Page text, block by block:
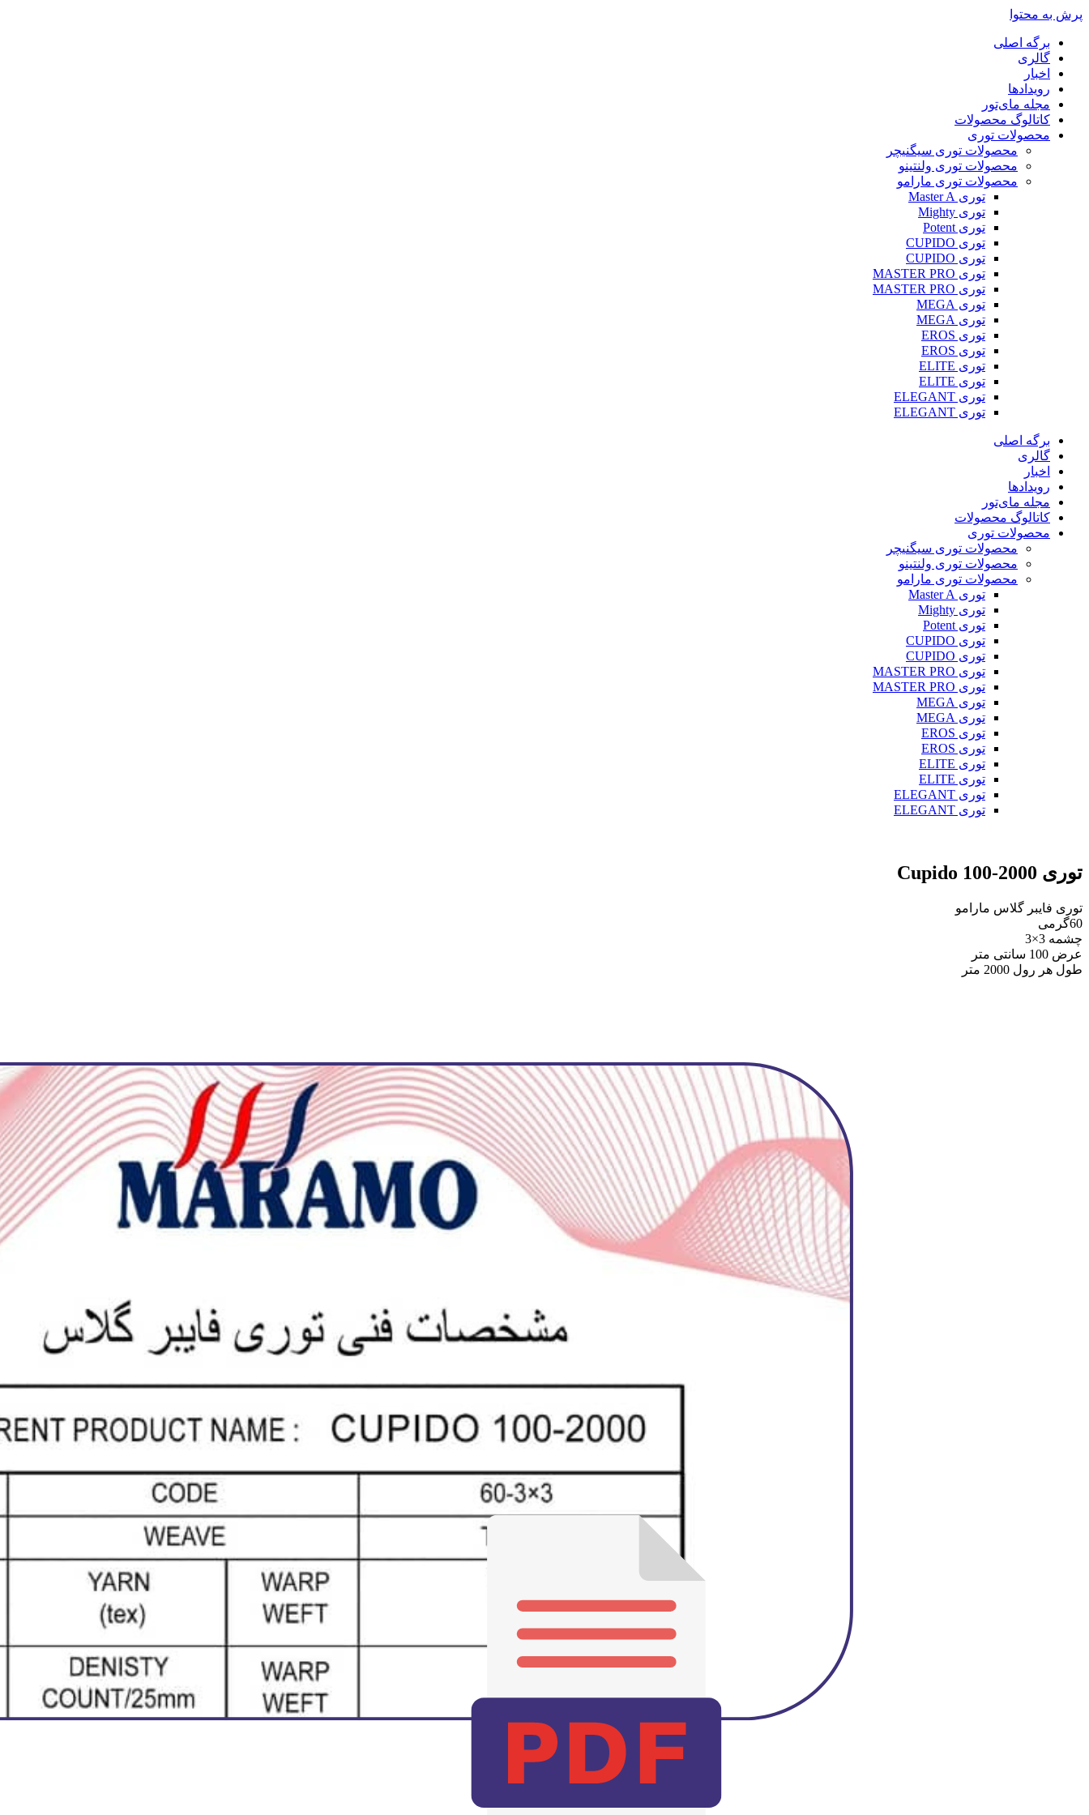
پرش به محتوا
برگه اصلی
گالری
اخبار
رویدادها
مجله مای‌تور
کاتالوگ محصولات
محصولات توری
محصولات توری سیگنیچر
محصولات توری ولنتینو
محصولات توری مارامو
توری Master A
توری Mighty
توری Potent
توری CUPIDO
توری CUPIDO
توری MASTER PRO
توری MASTER PRO
توری MEGA
توری MEGA
توری EROS
توری EROS
توری ELITE
توری ELITE
توری ELEGANT
توری ELEGANT
برگه اصلی
گالری
اخبار
رویدادها
مجله مای‌تور
کاتالوگ محصولات
محصولات توری
محصولات توری سیگنیچر
محصولات توری ولنتینو
محصولات توری مارامو
توری Master A
توری Mighty
توری Potent
توری CUPIDO
توری CUPIDO
توری MASTER PRO
توری MASTER PRO
توری MEGA
توری MEGA
توری EROS
توری EROS
توری ELITE
توری ELITE
توری ELEGANT
توری ELEGANT
توری Cupido 100-2000
توری فایبر گلاس مارامو
60گرمی
چشمه 3×3
عرض 100 سانتی متر
طول هر رول 2000 متر